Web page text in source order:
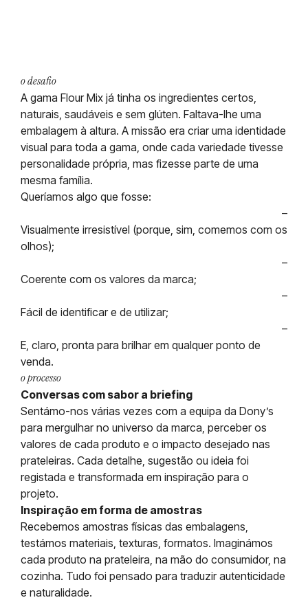
o desafio
A gama Flour Mix já tinha os ingredientes certos,
naturais, saudáveis e sem glúten. Faltava-lhe uma
embalagem à altura. A missão era criar uma identidade
visual para toda a gama, onde cada variedade tivesse
personalidade própria, mas fizesse parte de uma
mesma família.
Queríamos algo que fosse:
–
Visualmente irresistível (porque, sim, comemos com os
olhos);
–
Coerente com os valores da marca;
–
Fácil de identificar e de utilizar;
–
E, claro, pronta para brilhar em qualquer ponto de
venda.
o processo
Conversas com sabor a briefing
Sentámo-nos várias vezes com a equipa da Dony’s
para mergulhar no universo da marca, perceber os
valores de cada produto e o impacto desejado nas
prateleiras. Cada detalhe, sugestão ou ideia foi
registada e transformada em inspiração para o
projeto.
Inspiração em forma de amostras
Recebemos amostras físicas das embalagens,
testámos materiais, texturas, formatos. Imaginámos
cada produto na prateleira, na mão do consumidor, na
cozinha. Tudo foi pensado para traduzir autenticidade
e naturalidade.